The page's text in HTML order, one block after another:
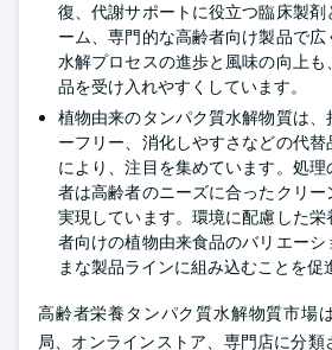
復、代謝サポートに役立つ臨床製
ーム、専門的な高齢者向け製品で広
水解プロセスの進歩と風味の向上
品を受け入れやすくしています。
植物由来のタンパク質水解物質は
ーフリー、消化しやすさなどの代
により、注目を集めています。処
者は高齢者のニーズに合ったクリ
実現しています。環境に配慮した
者向けの植物由来食品のバリエー
まな製品ラインに組み込むことを促
高齢者栄養タンパク質水解物質市場
局、オンラインストア、専門店に分類